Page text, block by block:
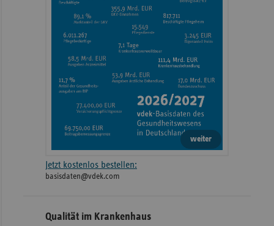
weiter
Jetzt kostenlos bestellen:
basisdaten@vdek.com
Qualität im Krankenhaus